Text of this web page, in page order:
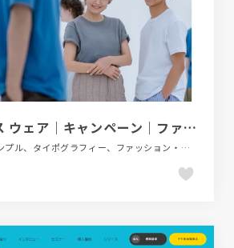
コンビニエンス ウェア｜キャンペーン｜ファミリーマート
LP・特集ページ、シンプル、タイポグラフィー、ファッション・ビューティー、フラットデザイン、ホワイト系